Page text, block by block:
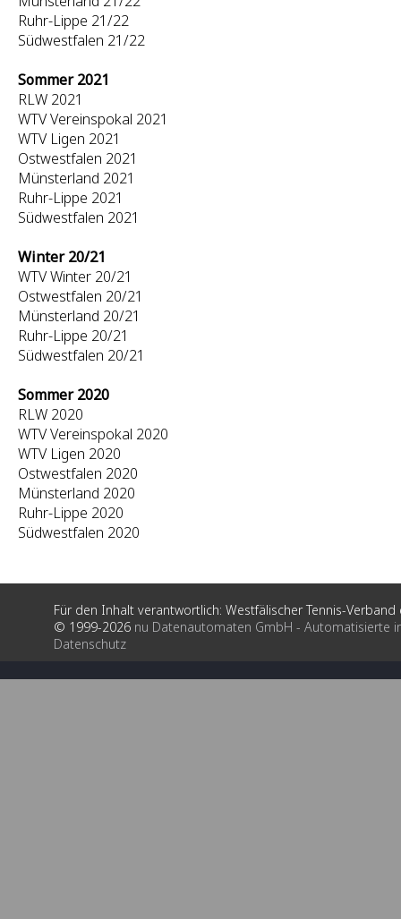
Ruhr-Lippe 21/22
Südwestfalen 21/22
Sommer 2021
RLW 2021
WTV Vereinspokal 2021
WTV Ligen 2021
Ostwestfalen 2021
Münsterland 2021
Ruhr-Lippe 2021
Südwestfalen 2021
Winter 20/21
WTV Winter 20/21
Ostwestfalen 20/21
Münsterland 20/21
Ruhr-Lippe 20/21
Südwestfalen 20/21
Sommer 2020
RLW 2020
WTV Vereinspokal 2020
WTV Ligen 2020
Ostwestfalen 2020
Münsterland 2020
Ruhr-Lippe 2020
Südwestfalen 2020
Für den Inhalt verantwortlich: Westfälischer Tennis-Verband
© 1999-2026 nu Datenautomaten GmbH - Automatisierte
Datenschutz